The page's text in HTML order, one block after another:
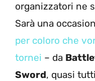
organizzatori ne
Sarà una
per coloro che
tornei – da
Sword, quasi